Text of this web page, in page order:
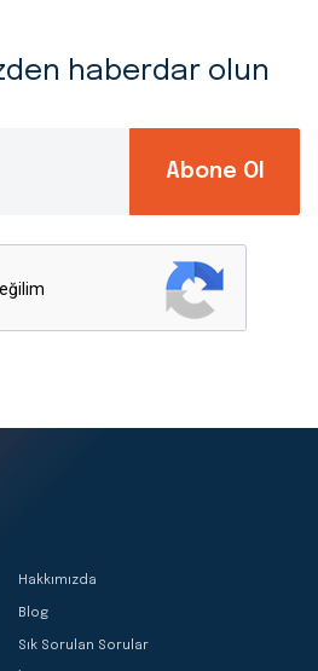
haberdar olun
Abone Ol
Hakkımızda
Blog
Sık Sorulan Sorular